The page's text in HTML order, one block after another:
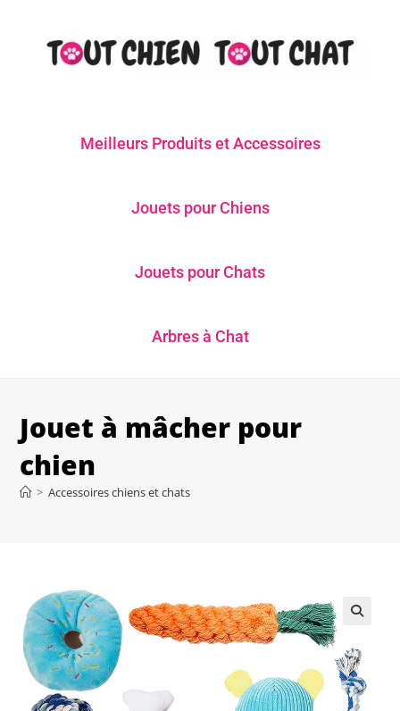
Meilleurs Produits et Accessoires
Jouets pour Chiens
Jouets pour Chats
Arbres à Chat
Jouet à mâcher pour
chien
> Accessoires chiens et chats